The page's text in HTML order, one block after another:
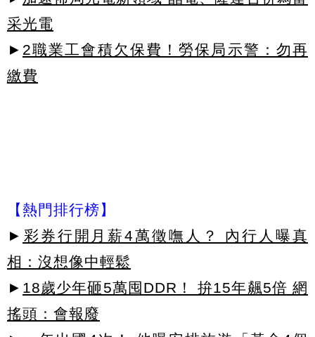
采光電
► 2職業工會積欠保費！勞保局示警：勿再
繳費
【熱門排行榜】
► 彩券行開月薪4萬徵嘸人？ 內行人曝真
相：沒想像中輕鬆
► 18歲少年砸5萬囤DDR！ 拚15年飆5倍 網
搖頭：會報廢